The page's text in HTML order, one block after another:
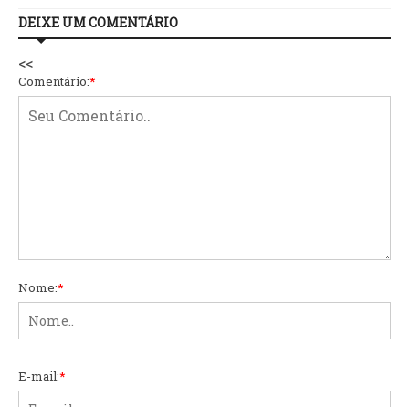
DEIXE UM COMENTÁRIO
<<
Comentário:*
Nome:*
E-mail:*